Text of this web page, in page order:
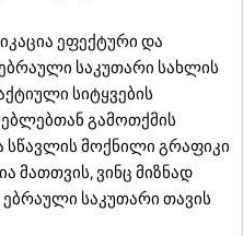
ეფექტური და
საკუთარი სახლის
სიტყვების
გამოთქმის
სწავლის მოქნილი გრაფიკი
მათთვის, ვინც მიზნად
ებრაული საკუთარი თავის